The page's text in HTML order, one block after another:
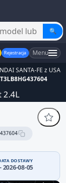
🔍
Rejestracja Menu
SANTA-FE z USA
2.4L
DOSTAWY
2026-08-05